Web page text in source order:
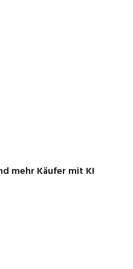
mehr Käufer mit KI